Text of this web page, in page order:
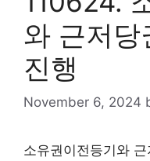
와 근저당
진행
November 6, 2024
소유권이전등기와